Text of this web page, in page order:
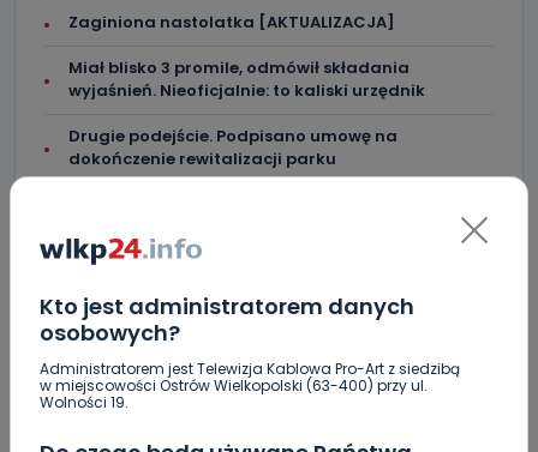
Kto jest administratorem danych
osobowych?
Administratorem jest Telewizja Kablowa Pro-Art z siedzibą
w miejscowości Ostrów Wielkopolski (63-400) przy ul.
Wolności 19.
Zaginiona nastolatka [AKTUALIZACJA]
Miał blisko 3 promile, odmówił składania
wyjaśnień. Nieoficjalnie: to kaliski urzędnik
Drugie podejście. Podpisano umowę na
dokończenie rewitalizacji parku
KOMENTARZE (11)